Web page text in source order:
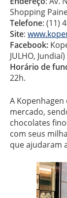
Shopping
Telefone: (11)
Site:
Facebook:
JULHO, Jundiaí)
Horário de
22h.
A
mercado,
chocolates
com seus
que ajudaram